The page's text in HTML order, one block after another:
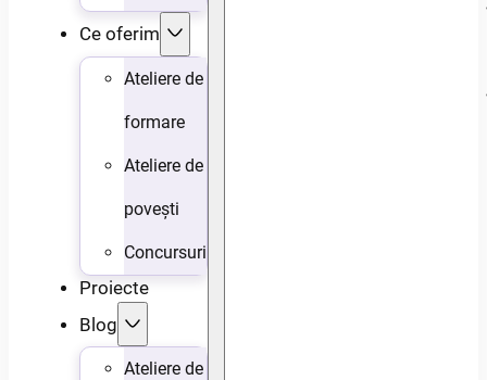
Ce oferim
Ateliere de
formare
Ateliere de
povești
Concursuri
Proiecte
Blog
Ateliere de